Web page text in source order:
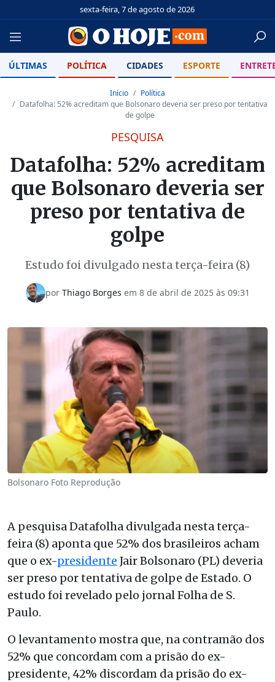
sexta-feira, 7 de agosto de 2026
ÚLTIMAS POLÍTICA CIDADES ESPORTE
Início
Política
Datafolha: 52% acreditam que Bolsonaro deveria ser preso por tentativa
de golpe
PESQUISA
Datafolha: 52% acreditam
que Bolsonaro deveria ser
preso por tentativa de
golpe
Estudo foi divulgado nesta terça-feira (8)
por Thiago Borges em 8 de abril de 2025 às 09:31
Bolsonaro Foto Reprodução
A pesquisa Datafolha divulgada nesta terça-
feira (8) aponta que 52% dos brasileiros acham
que o ex-presidente Jair Bolsonaro (PL) deveria
ser preso por tentativa de golpe de Estado. O
estudo foi revelado pelo jornal Folha de S.
Paulo.
O levantamento mostra que, na contramão dos
52% que concordam com a prisão do ex-
presidente, 42% discordam da prisão do ex-